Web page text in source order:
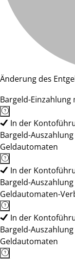
Änderung des
Bargeld-
In der
Bargeld-
Geldautomaten
In der
Bargeld-
Geldautomaten-
In der
Bargeld-
Geldautomaten